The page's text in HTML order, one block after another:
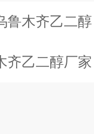
鲁木齐乙二醇
齐乙二醇厂家